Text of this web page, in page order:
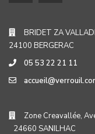
BRIDET ZA
24100 BERGERAC
05 53 22 21 11
Zone Creavallée,
24660 SANILHAC